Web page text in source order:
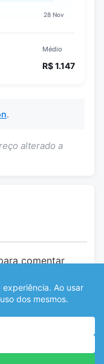
Médio
R$ 1.147
.
alterado a
comentar